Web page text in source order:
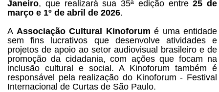
Janeiro, que realizará sua 35ª edição entre25 de
março e 1º de abril de 2026.
A Associação Cultural Kinoforum é uma entidade
sem fins lucrativos que desenvolve atividades e
projetos de apoio ao setor audiovisual brasileiro e de
promoção da cidadania, com ações que focam na
inclusão cultural e social. A Kinoforum também é
responsável pela realização do Kinoforum - Festival
Internacional de Curtas de São Paulo.